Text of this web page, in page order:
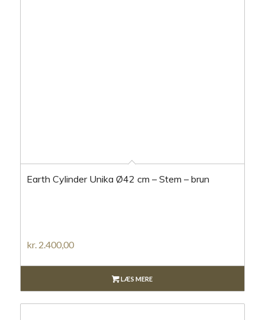
Earth Cylinder Unika Ø42 cm – Stem – brun
kr.2.400,00
LÆS MERE